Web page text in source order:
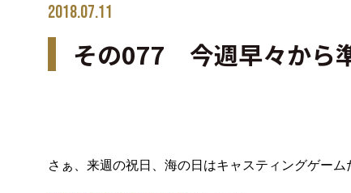
2018.07.11
その077 今週早々から
さぁ、来週の祝日、海の日はキャスティングゲーム